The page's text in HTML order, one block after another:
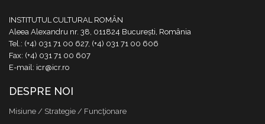
INSTITUTUL CULTURAL ROMÂN
Aleea Alexandru nr. 38, 011824 București, România
Tel.: (+4) 031 71 00 627, (+4) 031 71 00 606
Fax: (+4) 031 71 00 607
E-mail: icr@icr.ro
DESPRE NOI
Misiune / Strategie / Funcţionare